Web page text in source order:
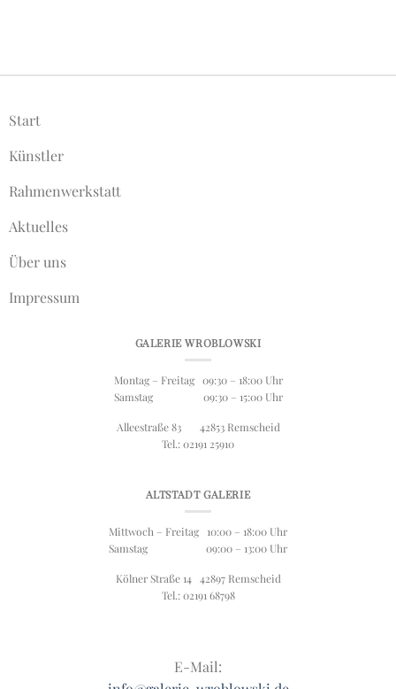
Start
Künstler
Rahmenwerkstatt
Aktuelles
Über uns
Impressum
GALERIE WROBLOWSKI
Montag – Freitag 09:30 – 18:00 Uhr
Samstag 09:30 – 15:00 Uhr
Alleestraße 83 42853 Remscheid
Tel.: 02191 25910
ALTSTADT GALERIE
Mittwoch – Freitag 10:00 – 18:00 Uhr
Samstag 09:00 – 13:00 Uhr
Kölner Straße 14 42897 Remscheid
Tel.: 02191 68798
E-Mail: